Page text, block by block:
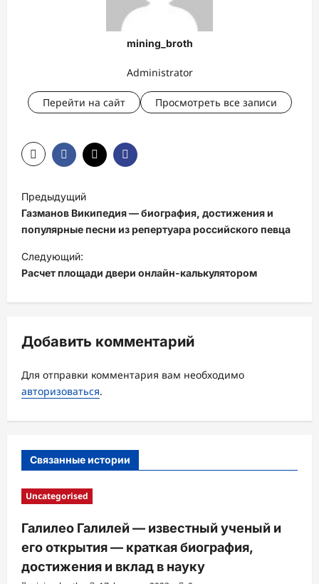
mining_broth
Administrator
Перейти на сайт Просмотреть все записи
а
в
и
г
а
и
з
и
с
и
Предыдущий
Газманов Википедия — биография, достижения и
популярные песни из репертуара российского певца
Следующий:
Расчет площади двери онлайн-калькулятором
Добавить комментарий
Для отправки комментария вам необходимо
авторизоваться.
Связанные истории
Uncategorised
Галилео Галилей — известный ученый и
его открытия — краткая биография,
достижения и вклад в науку